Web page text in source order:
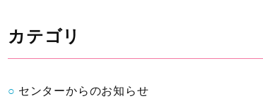
カテゴリ
センターからのお知らせ